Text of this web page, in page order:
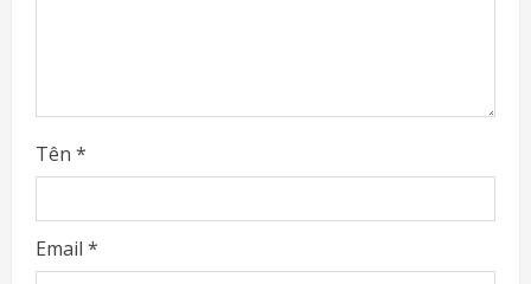
Tên *
Email *